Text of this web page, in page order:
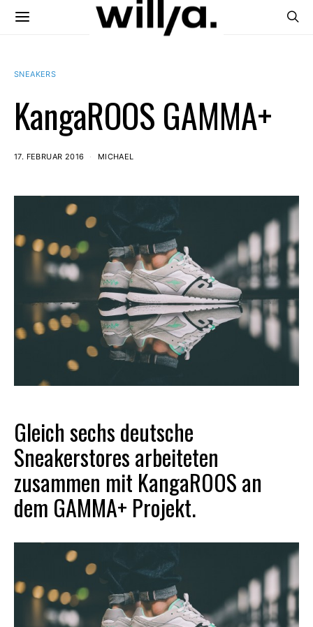
SNEAKERS
KangaROOS GAMMA+
17. FEBRUAR 2016 MICHAEL
Gleich sechs deutsche
Sneakerstores arbeiteten
zusammen mit KangaROOS an
dem GAMMA+ Projekt.